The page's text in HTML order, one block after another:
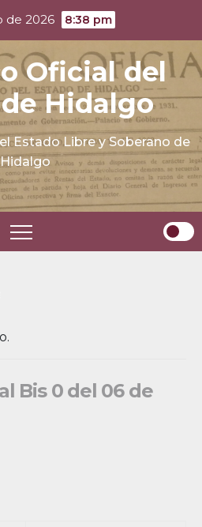
de 2026 8:38 pm
Oficial del
Hidalgo
Estado Libre y Soberano de
Hidalgo
Bis 0 del 06 de